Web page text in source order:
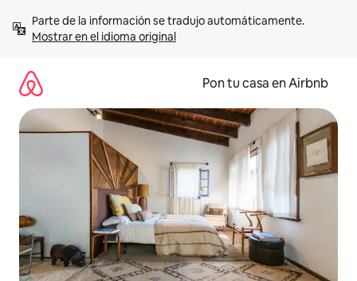
contenidoMostrar en el idioma original
Pon tu casa en Airbnb